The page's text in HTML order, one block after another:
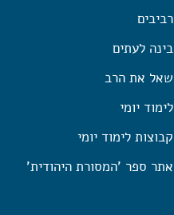
רביבים
בינה לעתים
שאל את הרב
לימוד יומי
קבוצות לימוד יומי
אתר ספר 'המסורת היהודית'